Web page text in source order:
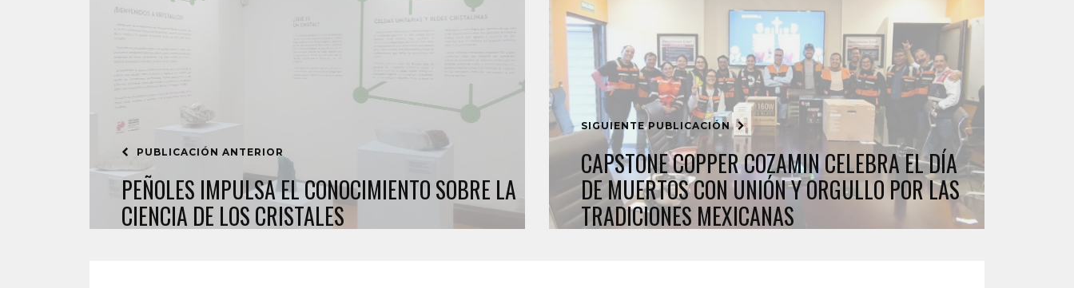
PUBLICACIÓN ANTERIOR
PEÑOLES IMPULSA EL CONOCIMIENTO SOBRE LA
CIENCIA DE LOS CRISTALES
SIGUIENTE PUBLICACIÓN
CAPSTONE COPPER COZAMIN CELEBRA EL DÍA
DE MUERTOS CON UNIÓN Y ORGULLO POR LAS
TRADICIONES MEXICANAS